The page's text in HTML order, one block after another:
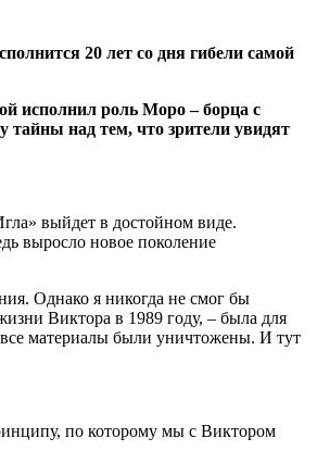
20 лет со дня гибели самой
исполнил роль Моро – борца с
над тем, что зрители увидят
выйдет в достойном виде.
выросло новое поколение
Однако я никогда не смог бы
Виктора в 1989 году, – была для
материалы были уничтожены. И тут
по которому мы с Виктором